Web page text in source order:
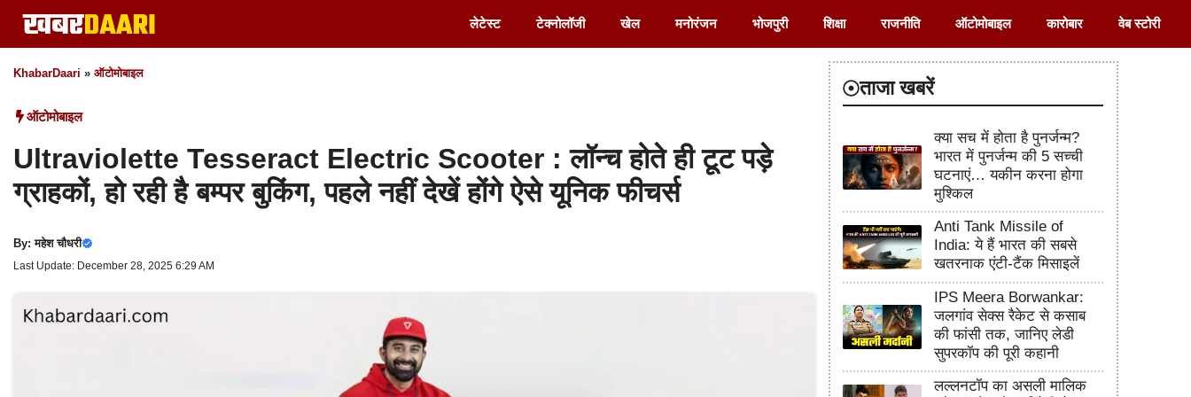
Skip
to
content
लेटेस्ट टेक्नोलॉजी खेल मनोरंजन भोजपुरी शिक्षा राजनीति ऑटोमोबाइल कारोबार वेब स्टोरी
KhabarDaari » ऑटोमोबाइल
ऑटोमोबाइल
Ultraviolette Tesseract Electric Scooter : लॉन्च होते ही टूट पड़े
ग्राहकों, हो रही है बम्पर बुकिंग, पहले नहीं देखें होंगे ऐसे यूनिक फीचर्स
By:महेश चौधरी
Last Update: December 28, 2025 6:29 AM
ताजा खबरें
क्या सच में होता है पुनर्जन्म?
भारत में पुनर्जन्म की 5 सच्ची
घटनाएं… यकीन करना होगा
मुश्किल
Anti Tank Missile of
India: ये हैं भारत की सबसे
खतरनाक एंटी-टैंक मिसाइलें
IPS Meera Borwankar:
जलगांव सेक्स रैकेट से कसाब
की फांसी तक, जानिए लेडी
सुपरकॉप की पूरी कहानी
लल्लनटॉप का असली मालिक